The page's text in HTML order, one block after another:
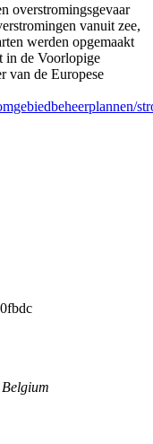
overstromingsgevaar
vanuit zee,
werden opgemaakt
in de Voorlopige
van de Europese
Belgium